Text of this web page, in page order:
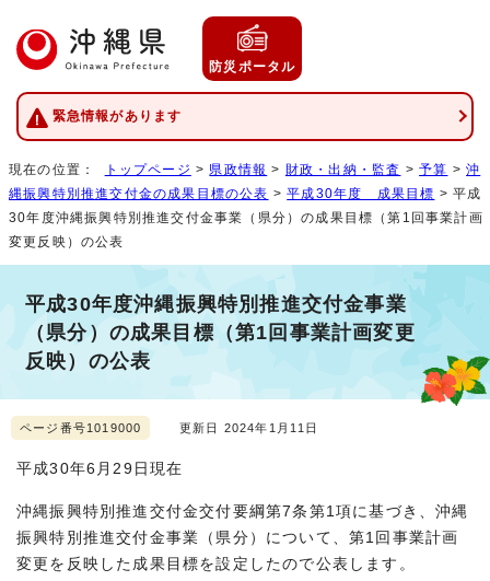
防災ポータル
緊急情報があります
現在の位置： トップページ > 県政情報 > 財政・出納・監査 >予算 >沖
縄振興特別推進交付金の成果目標の公表 >平成30年度 成果目標 > 平成
30年度沖縄振興特別推進交付金事業（県分）の成果目標（第1回事業計画
変更反映）の公表
平成30年度沖縄振興特別推進交付金事業
（県分）の成果目標（第1回事業計画変更
反映）の公表
ページ番号1019000 更新日 2024年1月11日
平成30年6月29日現在
沖縄振興特別推進交付金交付要綱第7条第1項に基づき、沖縄
振興特別推進交付金事業（県分）について、第1回事業計画
変更を反映した成果目標を設定したので公表します。